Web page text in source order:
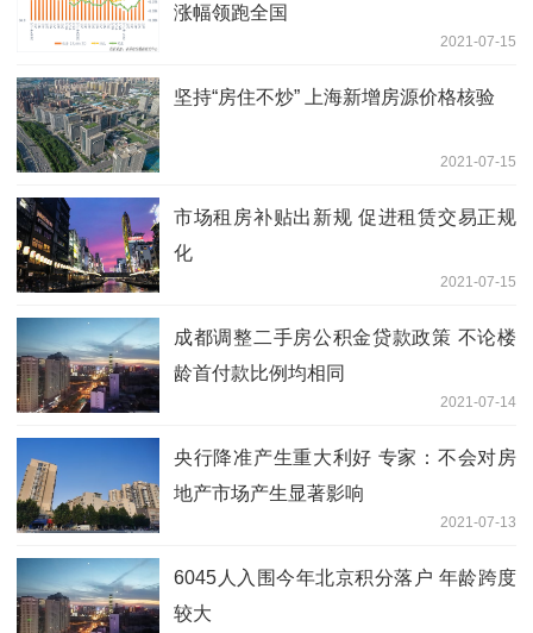
涨幅领跑全国
2021-07-15
坚持“房住不炒” 上海新增房源价格核验
2021-07-15
市场租房补贴出新规 促进租赁交易正规
化
2021-07-15
成都调整二手房公积金贷款政策 不论楼
龄首付款比例均相同
2021-07-14
央行降准产生重大利好 专家：不会对房
地产市场产生显著影响
2021-07-13
6045人入围今年北京积分落户 年龄跨度
较大